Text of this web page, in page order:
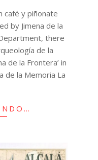
café y piñonate
by Jimena de la
there
de la
de la Frontera’ in
de la Memoria La